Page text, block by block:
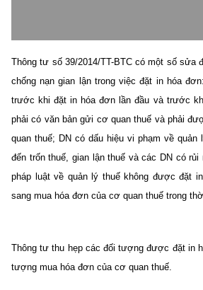
Thông tư số 39/2014/TT-BTC có một số sửa
chống nạn gian lận trong việc đặt in hóa
trước khi đặt in hóa đơn lần đầu và trước
phải có văn bản gửi cơ quan thuế và phải
quan thuế; DN có dấu hiệu vi phạm về
đến trốn thuế, gian lận thuế và các DN có
pháp luật về quản lý thuế không được đặt
sang mua hóa đơn của cơ quan thuế trong
Thông tư thu hẹp các đối tượng được đặt in
tượng mua hóa đơn của cơ quan thuế.